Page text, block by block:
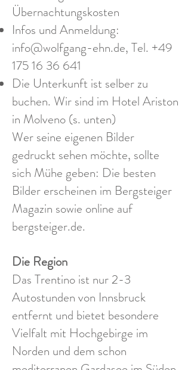
Übernachtungskosten
Infos und Anmeldung:
info@wolfgang-ehn.de, Tel. +49
175 16 36 641
Die Unterkunft ist selber zu
buchen. Wir sind im Hotel Ariston
in Molveno (s. unten)
Wer seine eigenen Bilder
gedruckt sehen möchte, sollte
sich Mühe geben: Die besten
Bilder erscheinen im Bergsteiger
Magazin sowie online auf
bergsteiger.de.
Die Region
Das Trentino ist nur 2-3
Autostunden von Innsbruck
entfernt und bietet besondere
Vielfalt mit Hochgebirge im
Norden und dem schon